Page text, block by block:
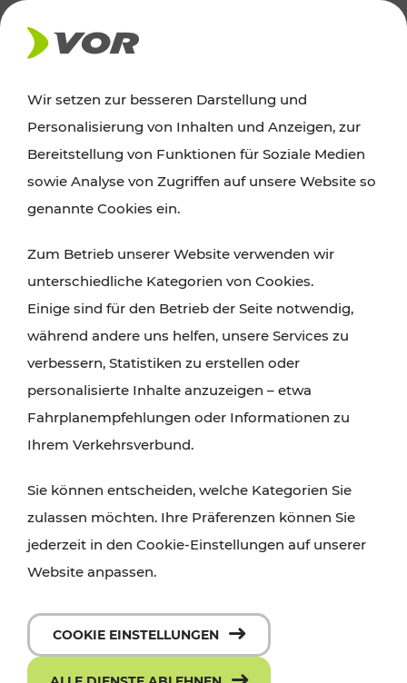
AKTUELLES
Ausflugstipps
Wien, Niederösterreich und das Burgenland
Wanderungen, Kultur und Gastronomie,
Radtouren oder purer Naturgenuss – viele
Attraktionen sind mit den Ticket- und Fahrplan-
Angeboten des VOR gut und schnell erreichbar.
Wir setzen zur besseren Darstellung und
Personalisierung von Inhalten und Anzeigen, zur
Bereitstellung von Funktionen für Soziale Medien
sowie Analyse von Zugriffen auf unsere Website so
genannte Cookies ein.
Zum Betrieb unserer Website verwenden wir
unterschiedliche Kategorien von Cookies.
Einige sind für den Betrieb der Seite notwendig,
während andere uns helfen, unsere Services zu
verbessern, Statistiken zu erstellen oder
personalisierte Inhalte anzuzeigen – etwa
Fahrplanempfehlungen oder Informationen zu
Ihrem Verkehrsverbund.
Sie können entscheiden, welche Kategorien Sie
zulassen möchten. Ihre Präferenzen können Sie
jederzeit in den Cookie-Einstellungen auf unserer
Website anpassen.
COOKIE EINSTELLUNGEN